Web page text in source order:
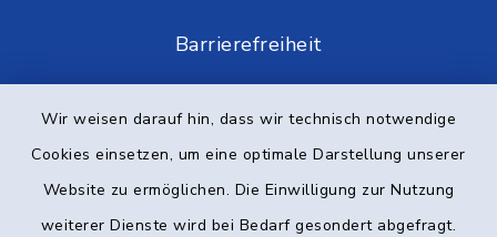
Wir weisen darauf hin, dass wir technisch notwendige
Cookies einsetzen, um eine optimale Darstellung unserer
Website zu ermöglichen. Die Einwilligung zur Nutzung
weiterer Dienste wird bei Bedarf gesondert abgefragt.
Barrierefreiheit
Impressum
Elektronische Kommunikation